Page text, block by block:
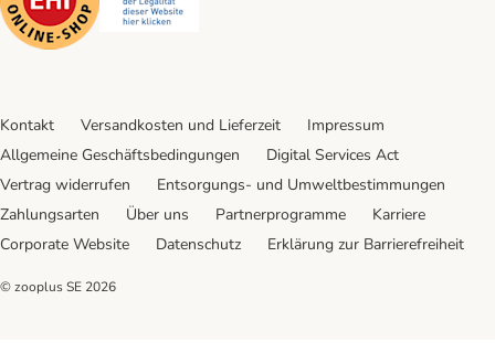
Kontakt Versandkosten und Lieferzeit
Impressum
Allgemeine Geschäftsbedingungen
Digital Services Act
Vertrag widerrufen
Entsorgungs- und Umweltbestimmungen
Zahlungsarten
Über uns Partnerprogramme
Karriere
Corporate Website
Datenschutz Erklärung zur Barrierefreiheit
© zooplus SE 2026